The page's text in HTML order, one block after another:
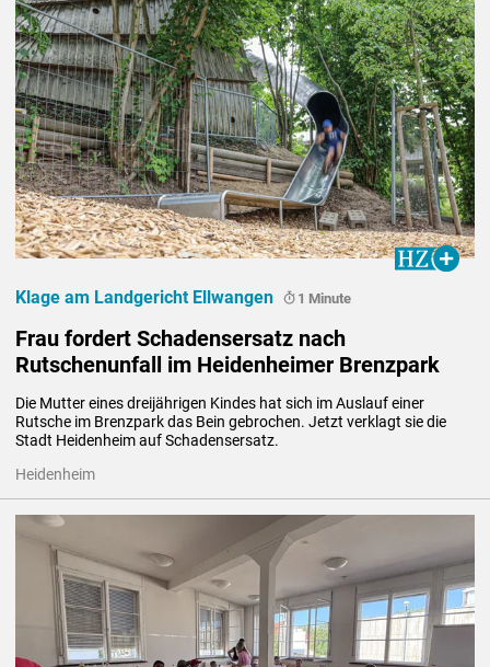
Frau fordert Schadensersatz nach
Rutschenunfall im Heidenheimer Brenzpark
Die Mutter eines dreijährigen Kindes hat sich im Auslauf einer
Rutsche im Brenzpark das Bein gebrochen. Jetzt verklagt sie die
Stadt Heidenheim auf Schadensersatz.
Heidenheim
Klage am Landgericht Ellwangen 1 Minute